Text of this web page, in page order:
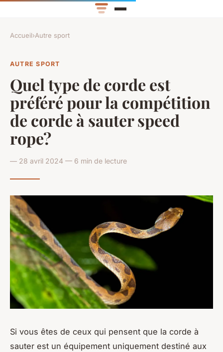
Accueil›Autre sport
AUTRE SPORT
Quel type de corde est
préféré pour la compétition
de corde à sauter speed
rope?
— 28 avril 2024 — 6 min de lecture
Si vous êtes de ceux qui pensent que la corde à
sauter est un équipement uniquement destiné aux